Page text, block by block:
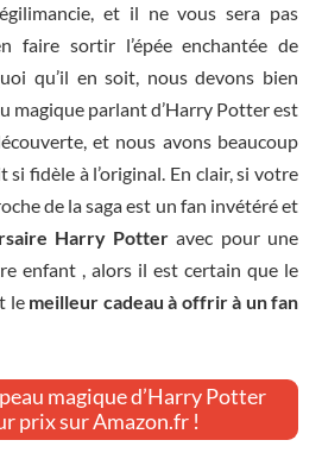
et il ne vous sera pas
faire sortir l’épée enchantée de
qu’il en soit, nous devons bien
magique parlant d’Harry Potter est
et nous avons beaucoup
si fidèle à l’original. En clair, si votre
de la saga est un fan invétéré et
Harry Potter avec pour une
enfant , alors il est certain que le
le meilleur cadeau à offrir à un fan
magique d’Harry Potter
prix sur Amazon.fr !